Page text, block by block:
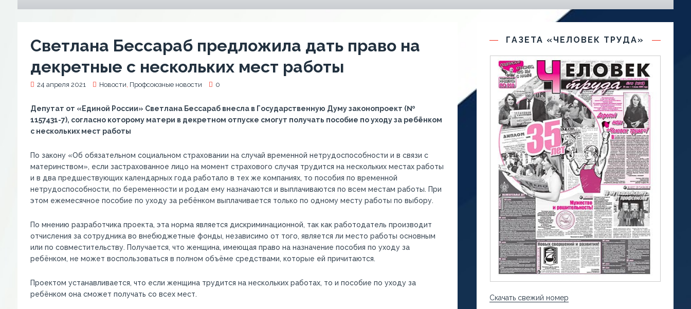
Светлана Бессараб предложила дать право на
декретные с нескольких мест работы
24 апреля 2021 Новости, Профсоюзные новости 0
Депутат от «Единой России» Светлана Бессараб внесла в Государственную Думу законопроект (№
1157431-7), согласно которому матери в декретном отпуске смогут получать пособие по уходу за ребёнком
с нескольких мест работы
По закону «Об обязательном социальном страховании на случай временной нетрудоспособности и в связи с
материнством», если застрахованное лицо на момент страхового случая трудится на нескольких местах работы
и в два предшествующих календарных года работало в тех же компаниях, то пособия по временной
нетрудоспособности, по беременности и родам ему назначаются и выплачиваются по всем местам работы. При
этом ежемесячное пособие по уходу за ребёнком выплачивается только по одному месту работы по выбору.
По мнению разработчика проекта, эта норма является дискриминационной, так как работодатель производит
отчисления за сотрудника во внебюджетные фонды, независимо от того, является ли место работы основным
или по совместительству. Получается, что женщина, имеющая право на назначение пособия по уходу за
ребёнком, не может воспользоваться в полном объёме средствами, которые ей причитаются.
Проектом устанавливается, что если женщина трудится на нескольких работах, то и пособие по уходу за
ребёнком она сможет получать со всех мест.
ГАЗЕТА «ЧЕЛОВЕК ТРУДА»
Скачать свежий номер